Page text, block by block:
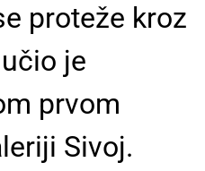
proteže kroz
je
prvom
Sivoj.